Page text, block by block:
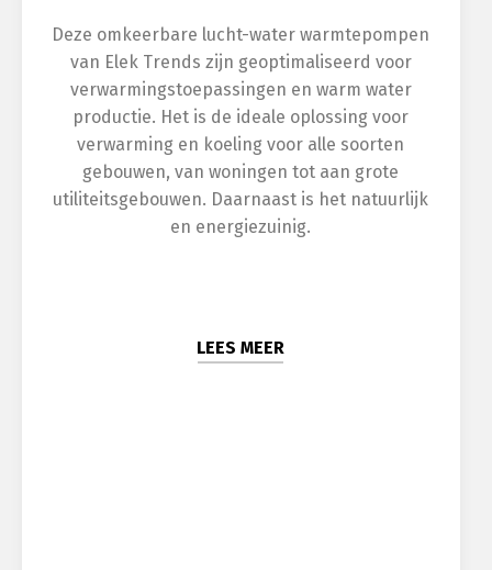
Deze omkeerbare lucht-water warmtepompen
van Elek Trends zijn geoptimaliseerd voor
verwarmingstoepassingen en warm water
productie. Het is de ideale oplossing voor
verwarming en koeling voor alle soorten
gebouwen, van woningen tot aan grote
utiliteitsgebouwen. Daarnaast is het natuurlijk
en energiezuinig.
LEES MEER